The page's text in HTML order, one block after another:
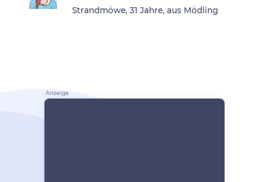
Strandmöwe, 31 Jahre, aus Mödling